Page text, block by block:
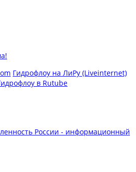
Гидрофлоу на ЛиРу (Liveinternet)
в Rutube